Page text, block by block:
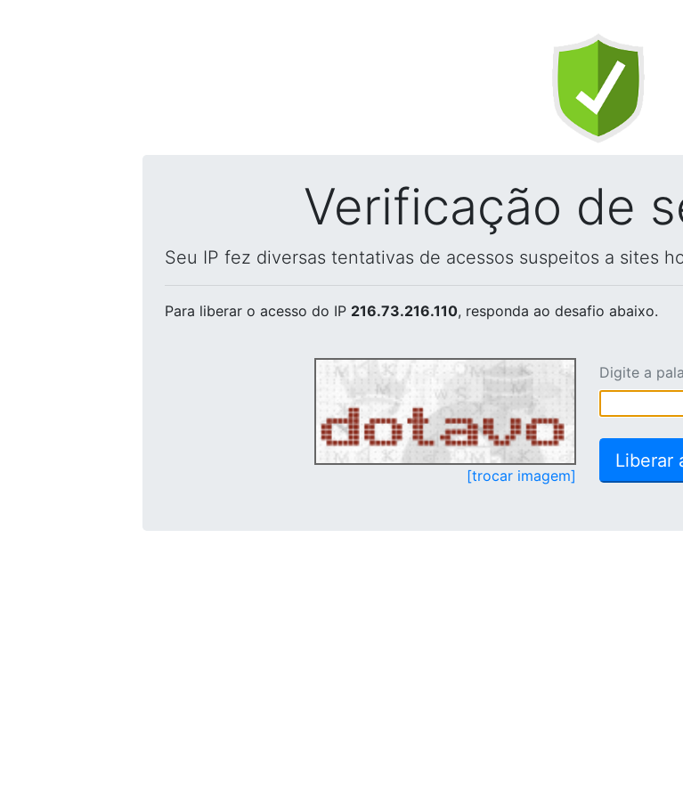
Verificação de
Seu IP fez diversas tentativas de acessos suspeitos a sites
Para liberar o acesso do IP 216.73.216.110, responda ao desafio abaixo.
[trocar imagem]
Digite a